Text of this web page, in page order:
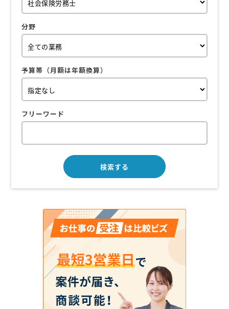
分野
予算帯（月額は年額換算）
フリーワード